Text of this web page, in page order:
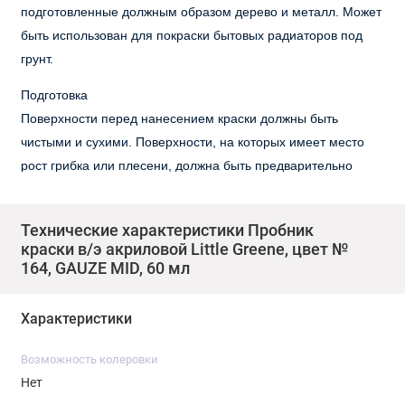
подготовленные должным образом дерево и металл. Может
быть использован для покраски бытовых радиаторов под
грунт.
Подготовка
Поверхности перед нанесением краски должны быть
чистыми и сухими. Поверхности, на которых имеет место
рост грибка или плесени, должна быть предварительно
обработаны стабилизационным составом. Поверхности,
ранее крашеные эмалями, должны быть обработаны
Хорошо размешайте краску. Краска готова для нанесения
кистью, валиком или безвоздушным распылителем. На
Технические характеристики Пробник
краски в/э акриловой Little Greene, цвет №
164, GAUZE MID, 60 мл
Характеристики
Возможность колеровки
Нет